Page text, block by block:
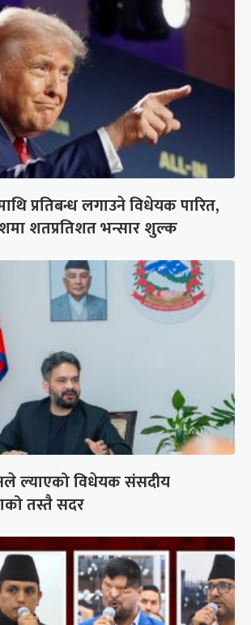
प्रतिबन्ध लगाउने विधेयक पारित,
शतप्रतिशत भन्सार शुल्क
ल्याएको विधेयक संसदीय
तस्तै सदर